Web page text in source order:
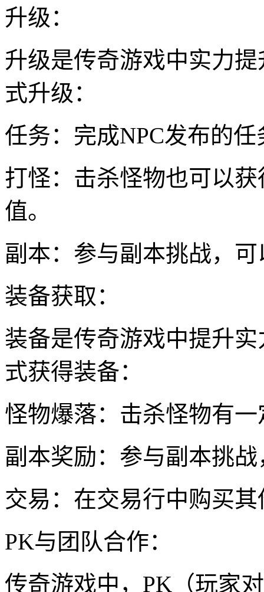
升级：
升级是传奇游戏中实力
式升级：
任务：完成NPC发布的
打怪：击杀怪物也可以
值。
副本：参与副本挑战，
装备获取：
装备是传奇游戏中提升
式获得装备：
怪物爆落：击杀怪物有
副本奖励：参与副本挑
交易：在交易行中购买
PK与团队合作：
传奇游戏中，PK（玩家